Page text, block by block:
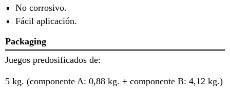
No corrosivo.
Fácil aplicación.
Packaging
Juegos predosificados de:
5 kg. (componente A: 0,88 kg. + componente B: 4,12 kg.)